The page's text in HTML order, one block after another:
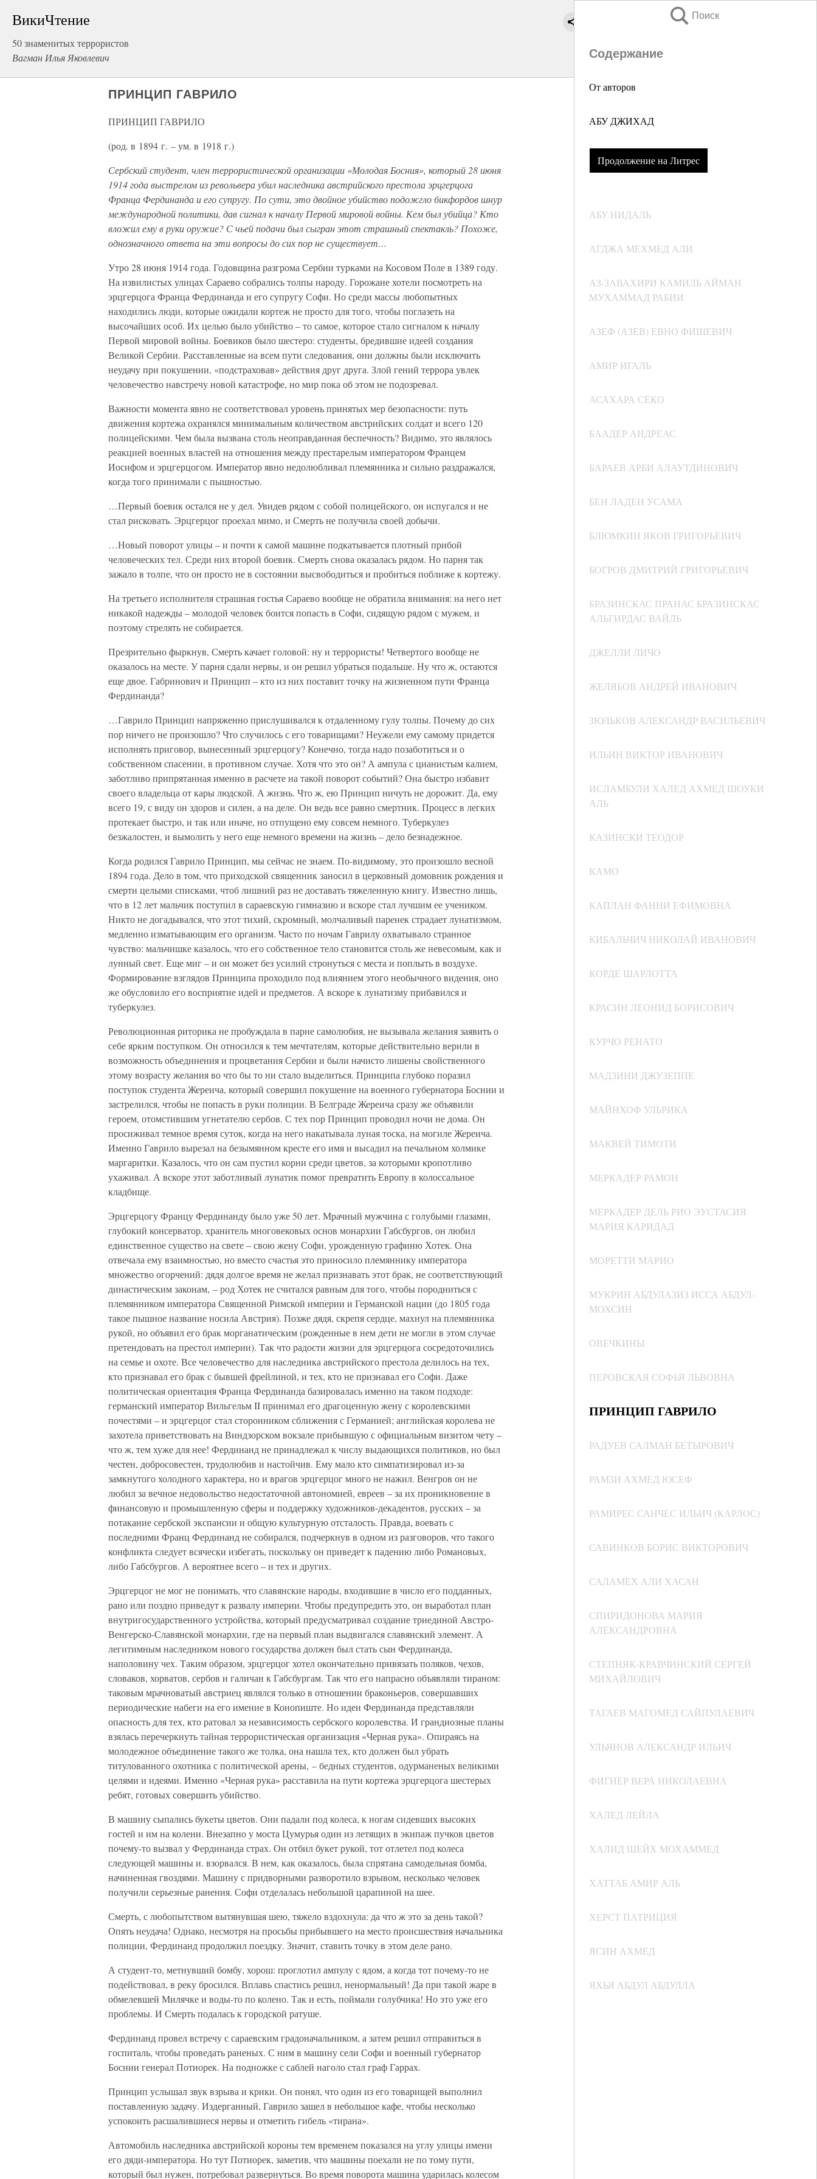
ВикиЧтение
50 знаменитых террористов
Вагман Илья Яковлевич
Поиск
Содержание
От авторов
АБУ ДЖИХАД
Продолжение на Литрес
АБУ НИДАЛЬ
АГДЖА МЕХМЕД АЛИ
АЗ-ЗАВАХИРИ КАМИЛЬ АЙМАН
МУХАММАД РАБИИ
АЗЕФ (АЗЕВ) ЕВНО ФИШЕВИЧ
АМИР ИГАЛЬ
АСАХАРА СЁКО
БААДЕР АНДРЕАС
БАРАЕВ АРБИ АЛАУТДИНОВИЧ
БЕН ЛАДЕН УСАМА
БЛЮМКИН ЯКОВ ГРИГОРЬЕВИЧ
БОГРОВ ДМИТРИЙ ГРИГОРЬЕВИЧ
БРАЗИНСКАС ПРАНАС БРАЗИНСКАС
АЛЬГИРДАС ВАЙЛЬ
ДЖЕЛЛИ ЛИЧО
ЖЕЛЯБОВ АНДРЕЙ ИВАНОВИЧ
ЗЮЛЬКОВ АЛЕКСАНДР ВАСИЛЬЕВИЧ
ИЛЬИН ВИКТОР ИВАНОВИЧ
ИСЛАМБУЛИ ХАЛЕД АХМЕД ШОУКИ
АЛЬ
КАЗИНСКИ ТЕОДОР
КАМО
КАПЛАН ФАННИ ЕФИМОВНА
КИБАЛЬЧИЧ НИКОЛАЙ ИВАНОВИЧ
КОРДЕ ШАРЛОТТА
КРАСИН ЛЕОНИД БОРИСОВИЧ
КУРЧО РЕНАТО
МАДЗИНИ ДЖУЗЕППЕ
МАЙНХОФ УЛЬРИКА
МАКВЕЙ ТИМОТИ
МЕРКАДЕР РАМОН
МЕРКАДЕР ДЕЛЬ РИО ЭУСТАСИЯ
МАРИЯ КАРИДАД
МОРЕТТИ МАРИО
МУКРИН АБДУЛАЗИЗ ИССА АБДУЛ-
МОХСИН
ОВЕЧКИНЫ
ПЕРОВСКАЯ СОФЬЯ ЛЬВОВНА
ПРИНЦИП ГАВРИЛО
РАДУЕВ САЛМАН БЕТЫРОВИЧ
РАМЗИ АХМЕД ЮСЕФ
РАМИРЕС САНЧЕС ИЛЬИЧ (КАРЛОС)
САВИНКОВ БОРИС ВИКТОРОВИЧ
САЛАМЕХ АЛИ ХАСАН
СПИРИДОНОВА МАРИЯ
АЛЕКСАНДРОВНА
СТЕПНЯК-КРАВЧИНСКИЙ СЕРГЕЙ
МИХАЙЛОВИЧ
ТАГАЕВ МАГОМЕД САЙПУЛАЕВИЧ
УЛЬЯНОВ АЛЕКСАНДР ИЛЬИЧ
ФИГНЕР ВЕРА НИКОЛАЕВНА
ХАЛЕД ЛЕЙЛА
ХАЛИД ШЕЙХ МОХАММЕД
ХАТТАБ АМИР АЛЬ
ХЕРСТ ПАТРИЦИЯ
ЯСИН АХМЕД
ЯХЬЯ АБДУЛ АБДУЛЛА
ПРИНЦИП ГАВРИЛО
ПРИНЦИП ГАВРИЛО
(род. в 1894 г. – ум. в 1918 г.)
Сербский студент, член террористической организации «Молодая Босния», который 28 июня
1914 года выстрелом из револьвера убил наследника австрийского престола эрцгерцога
Франца Фердинанда и его супругу. По сути, это двойное убийство подожгло бикфордов шнур
международной политики, дав сигнал к началу Первой мировой войны. Кем был убийца? Кто
вложил ему в руки оружие? С чьей подачи был сыгран этот страшный спектакль? Похоже,
однозначного ответа на эти вопросы до сих пор не существует…
Утро 28 июня 1914 года. Годовщина разгрома Сербии турками на Косовом Поле в 1389 году.
На извилистых улицах Сараево собрались толпы народу. Горожане хотели посмотреть на
эрцгерцога Франца Фердинанда и его супругу Софи. Но среди массы любопытных
находились люди, которые ожидали кортеж не просто для того, чтобы поглазеть на
высочайших особ. Их целью было убийство – то самое, которое стало сигналом к началу
Первой мировой войны. Боевиков было шестеро: студенты, бредившие идеей создания
Великой Сербии. Расставленные на всем пути следования, они должны были исключить
неудачу при покушении, «подстраховав» действия друг друга. Злой гений террора увлек
человечество навстречу новой катастрофе, но мир пока об этом не подозревал.
Важности момента явно не соответствовал уровень принятых мер безопасности: путь
движения кортежа охранялся минимальным количеством австрийских солдат и всего 120
полицейскими. Чем была вызвана столь неоправданная беспечность? Видимо, это являлось
реакцией военных властей на отношения между престарелым императором Францем
Иосифом и эрцгерцогом. Император явно недолюбливал племянника и сильно раздражался,
когда того принимали с пышностью.
…Первый боевик остался не у дел. Увидев рядом с собой полицейского, он испугался и не
стал рисковать. Эрцгерцог проехал мимо, и Смерть не получила своей добычи.
…Новый поворот улицы – и почти к самой машине подкатывается плотный прибой
человеческих тел. Среди них второй боевик. Смерть снова оказалась рядом. Но парня так
зажало в толпе, что он просто не в состоянии высвободиться и пробиться поближе к кортежу.
На третьего исполнителя страшная гостья Сараево вообще не обратила внимания: на него нет
никакой надежды – молодой человек боится попасть в Софи, сидящую рядом с мужем, и
поэтому стрелять не собирается.
Презрительно фыркнув, Смерть качает головой: ну и террористы! Четвертого вообще не
оказалось на месте. У парня сдали нервы, и он решил убраться подальше. Ну что ж, остаются
еще двое. Габринович и Принцип – кто из них поставит точку на жизненном пути Франца
Фердинанда?
…Гаврило Принцип напряженно прислушивался к отдаленному гулу толпы. Почему до сих
пор ничего не произошло? Что случилось с его товарищами? Неужели ему самому придется
исполнять приговор, вынесенный эрцгерцогу? Конечно, тогда надо позаботиться и о
собственном спасении, в противном случае. Хотя что это он? А ампула с цианистым калием,
заботливо припрятанная именно в расчете на такой поворот событий? Она быстро избавит
своего владельца от кары людской. А жизнь. Что ж, ею Принцип ничуть не дорожит. Да, ему
всего 19, с виду он здоров и силен, а на деле. Он ведь все равно смертник. Процесс в легких
протекает быстро, и так или иначе, но отпущено ему совсем немного. Туберкулез
безжалостен, и вымолить у него еще немного времени на жизнь – дело безнадежное.
Когда родился Гаврило Принцип, мы сейчас не знаем. По-видимому, это произошло весной
1894 года. Дело в том, что приходской священник заносил в церковный домовник рождения и
смерти целыми списками, чтоб лишний раз не доставать тяжеленную книгу. Известно лишь,
что в 12 лет мальчик поступил в сараевскую гимназию и вскоре стал лучшим ее учеником.
Никто не догадывался, что этот тихий, скромный, молчаливый паренек страдает лунатизмом,
медленно изматывающим его организм. Часто по ночам Гаврилу охватывало странное
чувство: мальчишке казалось, что его собственное тело становится столь же невесомым, как и
лунный свет. Еще миг – и он может без усилий стронуться с места и поплыть в воздухе.
Формирование взглядов Принципа проходило под влиянием этого необычного видения, оно
же обусловило его восприятие идей и предметов. А вскоре к лунатизму прибавился и
туберкулез.
Революционная риторика не пробуждала в парне самолюбия, не вызывала желания заявить о
себе ярким поступком. Он относился к тем мечтателям, которые действительно верили в
возможность объединения и процветания Сербии и были начисто лишены свойственного
этому возрасту желания во что бы то ни стало выделиться. Принципа глубоко поразил
поступок студента Жереича, который совершил покушение на военного губернатора Боснии и
застрелился, чтобы не попасть в руки полиции. В Белграде Жереича сразу же объявили
героем, отомстившим угнетателю сербов. С тех пор Принцип проводил ночи не дома. Он
просиживал темное время суток, когда на него накатывала луная тоска, на могиле Жереича.
Именно Гаврило вырезал на безымянном кресте его имя и высадил на печальном холмике
маргаритки. Казалось, что он сам пустил корни среди цветов, за которыми кропотливо
ухаживал. А вскоре этот заботливый лунатик помог превратить Европу в колоссальное
кладбище.
Эрцгерцогу Францу Фердинанду было уже 50 лет. Мрачный мужчина с голубыми глазами,
глубокий консерватор, хранитель многовековых основ монархии Габсбургов, он любил
единственное существо на свете – свою жену Софи, урожденную графиню Хотек. Она
отвечала ему взаимностью, но вместо счастья это приносило племяннику императора
множество огорчений: дядя долгое время не желал признавать этот брак, не соответствующий
династическим законам, – род Хотек не считался равным для того, чтобы породниться с
племянником императора Священной Римской империи и Германской нации (до 1805 года
такое пышное название носила Австрия). Позже дядя, скрепя сердце, махнул на племянника
рукой, но объявил его брак морганатическим (рожденные в нем дети не могли в этом случае
претендовать на престол империи). Так что радости жизни для эрцгерцога сосредоточились
на семье и охоте. Все человечество для наследника австрийского престола делилось на тех,
кто признавал его брак с бывшей фрейлиной, и тех, кто не признавал его Софи. Даже
политическая ориентация Франца Фердинанда базировалась именно на таком подходе:
германский император Вильгельм II принимал его драгоценную жену с королевскими
почестями – и эрцгерцог стал сторонником сближения с Германией; английская королева не
захотела приветствовать на Виндзорском вокзале прибывшую с официальным визитом чету –
что ж, тем хуже для нее! Фердинанд не принадлежал к числу выдающихся политиков, но был
честен, добросовестен, трудолюбив и настойчив. Ему мало кто симпатизировал из-за
замкнутого холодного характера, но и врагов эрцгерцог много не нажил. Венгров он не
любил за вечное недовольство недостаточной автономией, евреев – за их проникновение в
финансовую и промышленную сферы и поддержку художников-декадентов, русских – за
потакание сербской экспансии и общую культурную отсталость. Правда, воевать с
последними Франц Фердинанд не собирался, подчеркнув в одном из разговоров, что такого
конфликта следует всячески избегать, поскольку он приведет к падению либо Романовых,
либо Габсбургов. А вероятнее всего – и тех и других.
Эрцгерцог не мог не понимать, что славянские народы, входившие в число его подданных,
рано или поздно приведут к развалу империи. Чтобы предупредить это, он выработал план
внутригосударственного устройства, который предусматривал создание триединой Австро-
Венгерско-Славянской монархии, где на первый план выдвигался славянский элемент. А
легитимным наследником нового государства должен был стать сын Фердинанда,
наполовину чех. Таким образом, эрцгерцог хотел окончательно привязать поляков, чехов,
словаков, хорватов, сербов и галичан к Габсбургам. Так что его напрасно объявляли тираном:
таковым мрачноватый австриец являлся только в отношении браконьеров, совершавших
периодические набеги на его имение в Конопиште. Но идеи Фердинанда представляли
опасность для тех, кто ратовал за независимость сербского королевства. И грандиозные планы
взялась перечеркнуть тайная террористическая организация «Черная рука». Опираясь на
молодежное объединение такого же толка, она нашла тех, кто должен был убрать
титулованного охотника с политической арены, – бедных студентов, одурманеных великими
целями и идеями. Именно «Черная рука» расставила на пути кортежа эрцгерцога шестерых
ребят, готовых совершить убийство.
В машину сыпались букеты цветов. Они падали под колеса, к ногам сидевших высоких
гостей и им на колени. Внезапно у моста Цумурья один из летящих в экипаж пучков цветов
почему-то вызвал у Фердинанда страх. Он отбил букет рукой, тот отлетел под колеса
следующей машины и. взорвался. В нем, как оказалось, была спрятана самодельная бомба,
начиненная гвоздями. Машину с придворными разворотило взрывом, несколько человек
получили серьезные ранения. Софи отделалась небольшой царапиной на шее.
Смерть, с любопытством вытянувшая шею, тяжело вздохнула: да что ж это за день такой?
Опять неудача! Однако, несмотря на просьбы прибывшего на место происшествия начальника
полиции, Фердинанд продолжил поездку. Значит, ставить точку в этом деле рано.
А студент-то, метнувший бомбу, хорош: проглотил ампулу с ядом, а когда тот почему-то не
подействовал, в реку бросился. Вплавь спастись решил, ненормальный! Да при такой жаре в
обмелевшей Милячке и воды-то по колено. Так и есть, поймали голубчика! Но это уже его
проблемы. И Смерть подалась к городской ратуше.
Фердинанд провел встречу с сараевским градоначальником, а затем решил отправиться в
госпиталь, чтобы проведать раненых. С ним в машину сели Софи и военный губернатор
Боснии генерал Потиорек. На подножке с саблей наголо стал граф Гаррах.
Принцип услышал звук взрыва и крики. Он понял, что один из его товарищей выполнил
поставленную задачу. Издерганный, Гаврило зашел в небольшое кафе, чтобы несколько
успокоить расшалившиеся нервы и отметить гибель «тирана».
Автомобиль наследника австрийской короны тем временем показался на углу улицы имени
его дяди-императора. Но тут Потиорек, заметив, что машины поехали не по тому пути,
который был нужен, потребовал развернуться. Во время поворота машина ударилась колесом